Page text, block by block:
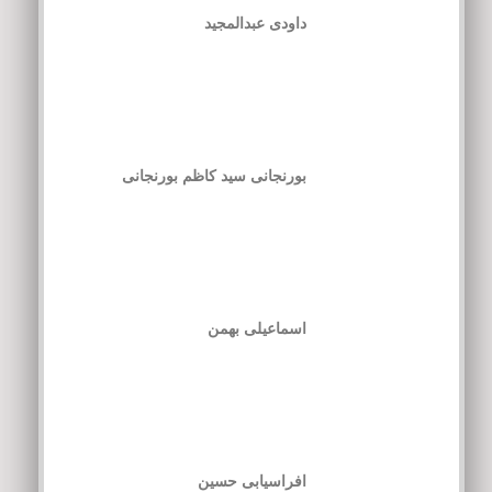
داودی عبدالمجید
بورنجانی سید کاظم بورنجانی
اسماعیلی بهمن
افراسیابی حسین